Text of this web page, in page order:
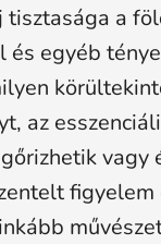
tisztasága a
egyéb
az